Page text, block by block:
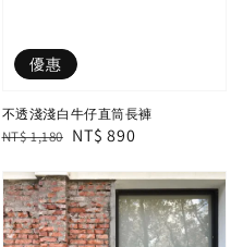
優惠
不透淺淺白牛仔直筒長褲
Regular
NT$ 1,180 Sale
NT$ 890